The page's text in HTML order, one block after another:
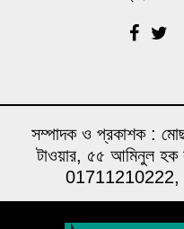
পাঁচটি দেশের ওপর
কৌশলগত ঝুঁকির শঙ্কা
ফের পিছিয়ে গেল রূপপুরের
বিনা আমন্ত্রণেই বিদেশে
চেয়েছিলেন ড. ইউনূস
সম্পাদক ও প্রকাশক :
টাওয়ার, ৫৫ আমিনুল হক